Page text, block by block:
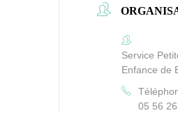
Service
Enfance de
05 56